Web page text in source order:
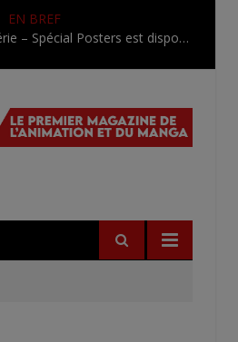
EN BREF
L’AnimeLand Hors-Série – Spécial Posters est disponible !